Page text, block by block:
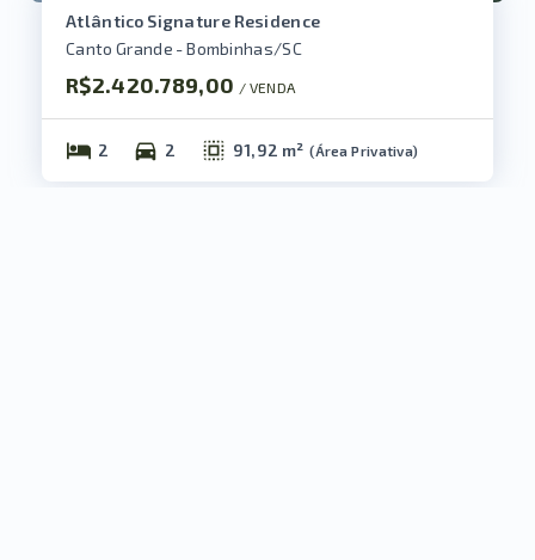
Atlântico Signature Residence
Canto Grande - Bombinhas/SC
R$2.420.789,00 / VENDA
2 2 91,92 m² (Área Privativa)